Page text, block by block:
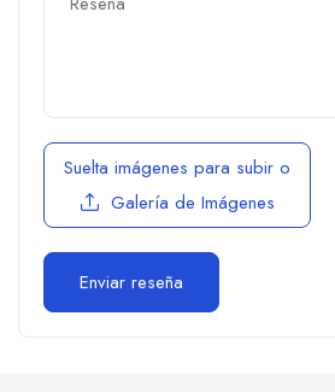
Suelta imágenes para subir o
Galería de Imágenes